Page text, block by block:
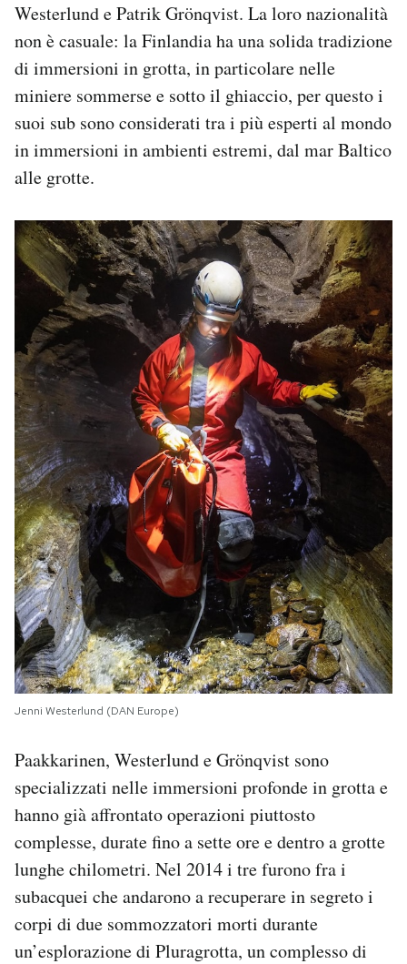
Westerlund e Patrik Grönqvist. La loro nazionalità
non è casuale: la Finlandia ha una solida tradizione
di immersioni in grotta, in particolare nelle
miniere sommerse e sotto il ghiaccio, per questo i
suoi sub sono considerati tra i più esperti al mondo
in immersioni in ambienti estremi, dal mar Baltico
alle grotte.
Jenni Westerlund (DAN Europe)
Paakkarinen, Westerlund e Grönqvist sono
specializzati nelle immersioni profonde in grotta e
hanno già affrontato operazioni piuttosto
complesse, durate fino a sette ore e dentro a grotte
lunghe chilometri. Nel 2014 i tre furono fra i
subacquei che andarono a recuperare in segreto i
corpi di due sommozzatori morti durante
un’esplorazione di Pluragrotta, un complesso di